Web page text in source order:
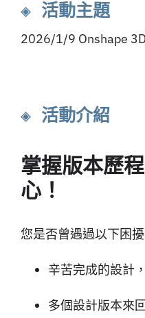
◈ 活動主題
2026/1/9 Onshape
◈ 活動介紹
掌握版本歷
心！
您是否曾遇過以下困擾
辛苦完成的設計
多個設計版本來